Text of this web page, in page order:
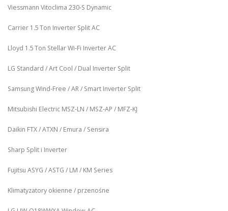
Viessmann Vitoclima 230‑S Dynamic
Carrier 1.5 Ton Inverter Split AC
Lloyd 1.5 Ton Stellar Wi‑Fi Inverter AC
LG Standard / Art Cool / Dual Inverter Split
Samsung Wind-Free / AR / Smart Inverter Split
Mitsubishi Electric MSZ‑LN / MSZ‑AP / MFZ-KJ
Daikin FTX / ATXN / Emura / Sensira
Sharp Split i Inverter
Fujitsu ASYG / ASTG / LM / KM Series
Klimatyzatory okienne / przenośne